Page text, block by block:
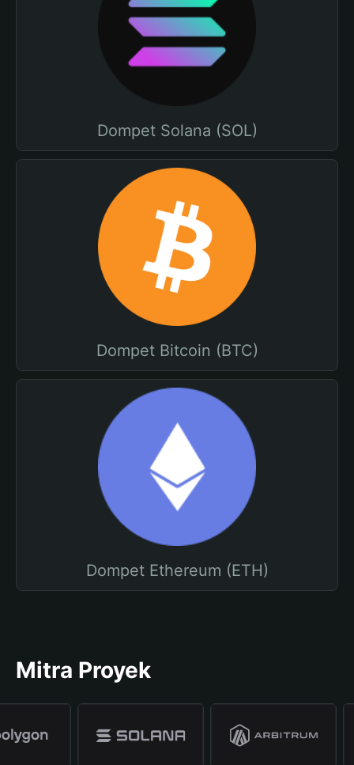
Dompet Solana (SOL)
Dompet Bitcoin (BTC)
Dompet Ethereum (ETH)
Mitra Proyek